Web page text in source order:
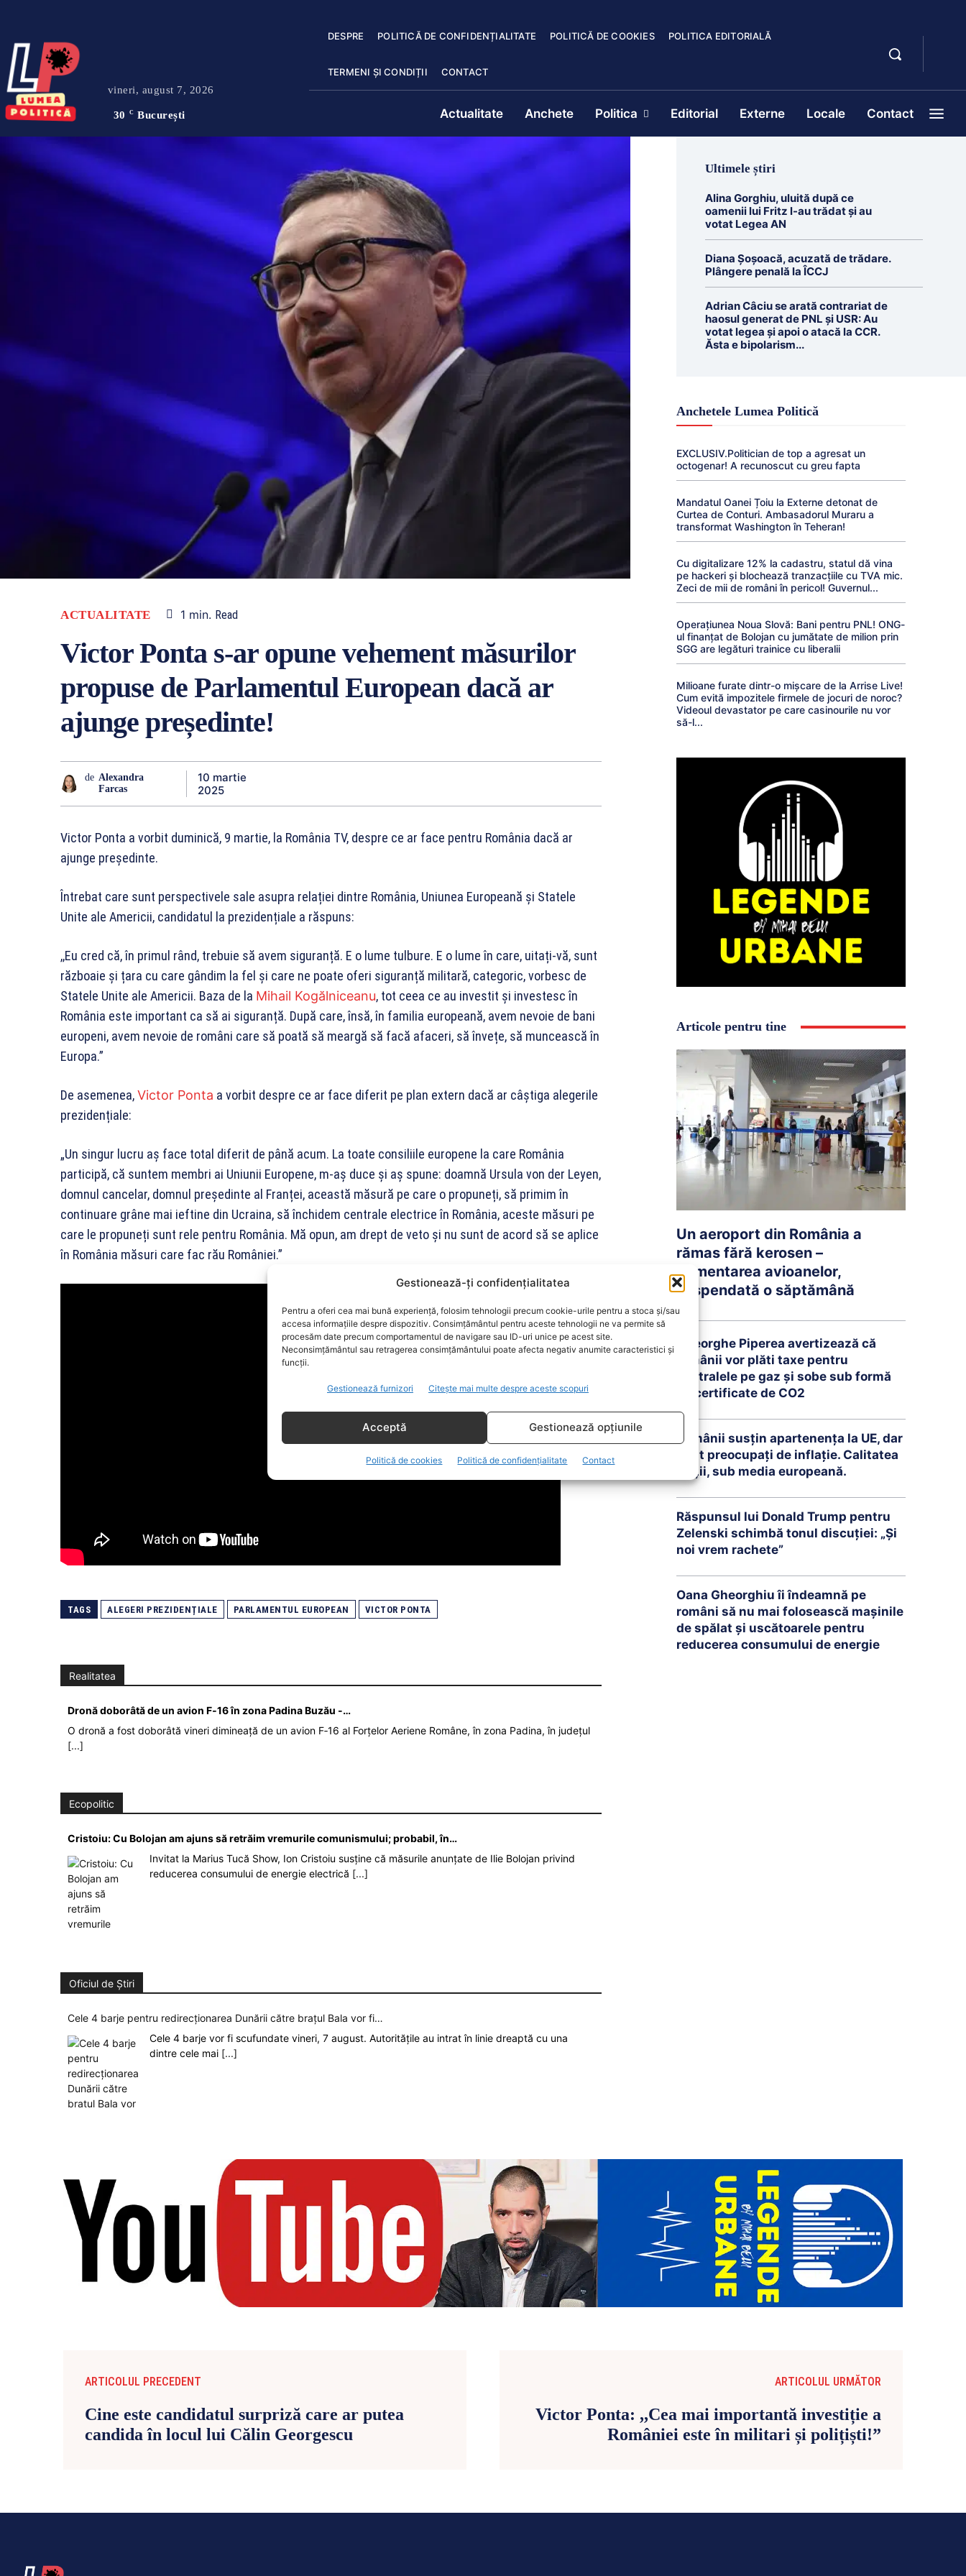
Gestionează-ți confidențialitatea
Pentru a oferi cea mai bună experiență, folosim tehnologii precum cookie-urile pentru a stoca și/sau
accesa informațiile despre dispozitiv. Consimțământul pentru aceste tehnologii ne va permite să
procesăm date precum comportamentul de navigare sau ID-uri unice pe acest site.
Neconsimțământul sau retragerea consimțământului poate afecta negativ anumite caracteristici și
funcții.
Gestionează furnizori Citește mai multe despre aceste scopuri
Acceptă Gestionează opțiunile
Politică de cookies Politică de confidențialitate Contact
vineri, august 7, 2026
30 C București
DESPRE POLITICĂ DE CONFIDENȚIALITATE POLITICĂ DE COOKIES POLITICA EDITORIALĂ
TERMENI ȘI CONDIȚII CONTACT
Actualitate Anchete Politica Editorial Externe Locale Contact
ACTUALITATE 1 min. Read
Victor Ponta s-ar opune vehement măsurilor
propuse de Parlamentul European dacă ar
ajunge președinte!
de Alexandra
Farcas
10 martie
2025
Victor Ponta a vorbit duminică, 9 martie, la România TV, despre ce ar face pentru România dacă ar
ajunge președinte.
Întrebat care sunt perspectivele sale asupra relației dintre România, Uniunea Europeană și Statele
Unite ale Americii, candidatul la prezidențiale a răspuns:
,,Eu cred că, în primul rând, trebuie să avem siguranță. E o lume tulbure. E o lume în care, uitați-vă, sunt
războaie și țara cu care gândim la fel și care ne poate oferi siguranță militară, categoric, vorbesc de
Statele Unite ale Americii. Baza de la Mihail Kogălniceanu, tot ceea ce au investit și investesc în
România este important ca să ai siguranță. După care, însă, în familia europeană, avem nevoie de bani
europeni, avem nevoie de români care să poată să meargă să facă afaceri, să învețe, să muncească în
Europa.”
De asemenea,Victor Ponta a vorbit despre ce ar face diferit pe plan extern dacă ar câștiga alegerile
prezidențiale:
„Un singur lucru aș face total diferit de până acum. La toate consiliile europene la care România
participă, că suntem membri ai Uniunii Europene, m-aș duce și aș spune: doamnă Ursula von der Leyen,
domnul cancelar, domnul președinte al Franței, această măsură pe care o propuneți, să primim în
continuare grâne mai ieftine din Ucraina, să închidem centrale electrice în România, aceste măsuri pe
care le propuneți sunt rele pentru România. Mă opun, am drept de veto și nu sunt de acord să se aplice
în România măsuri care fac rău României.”
TAGS ALEGERI PREZIDENȚIALE PARLAMENTUL EUROPEAN VICTOR PONTA
Realitatea
Dronă doborâtă de un avion F‑16 în zona Padina Buzău -…
O dronă a fost doborâtă vineri dimineață de un avion F‑16 al Forțelor Aeriene Române, în zona Padina, în județul
[...]
Ecopolitic
Cristoiu: Cu Bolojan am ajuns să retrăim vremurile comunismului; probabil, în…
Invitat la Marius Tucă Show, Ion Cristoiu susține că măsurile anunțate de Ilie Bolojan privind
reducerea consumului de energie electrică [...]
Oficiul de Știri
Cele 4 barje pentru redirecționarea Dunării către brațul Bala vor fi…
Cele 4 barje vor fi scufundate vineri, 7 august. Autoritățile au intrat în linie dreaptă cu una
dintre cele mai [...]
Ultimele știri
Alina Gorghiu, uluită după ce
oamenii lui Fritz l-au trădat şi au
votat Legea AN
Diana Șoșoacă, acuzată de trădare.
Plângere penală la ÎCCJ
Adrian Câciu se arată contrariat de
haosul generat de PNL și USR: Au
votat legea și apoi o atacă la CCR.
Ăsta e bipolarism...
Anchetele Lumea Politică
EXCLUSIV.Politician de top a agresat un
octogenar! A recunoscut cu greu fapta
Mandatul Oanei Țoiu la Externe detonat de
Curtea de Conturi. Ambasadorul Muraru a
transformat Washington în Teheran!
Cu digitalizare 12% la cadastru, statul dă vina
pe hackeri și blochează tranzacțiile cu TVA mic.
Zeci de mii de români în pericol! Guvernul...
Operațiunea Noua Slovă: Bani pentru PNL! ONG-
ul finanțat de Bolojan cu jumătate de milion prin
SGG are legături trainice cu liberalii
Milioane furate dintr-o mișcare de la Arrise Live!
Cum evită impozitele firmele de jocuri de noroc?
Videoul devastator pe care casinourile nu vor
să-l...
Articole pentru tine
Un aeroport din România a
rămas fără kerosen –
Alimentarea avioanelor,
suspendată o săptămână
Gheorghe Piperea avertizează că
românii vor plăti taxe pentru
centralele pe gaz și sobe sub formă
de certificate de CO2
Românii susțin apartenența la UE, dar
sunt preocupați de inflație. Calitatea
vieții, sub media europeană.
Răspunsul lui Donald Trump pentru
Zelenski schimbă tonul discuției: „Și
noi vrem rachete”
Oana Gheorghiu îi îndeamnă pe
români să nu mai folosească mașinile
de spălat și uscătoarele pentru
reducerea consumului de energie
ARTICOLUL PRECEDENT
Cine este candidatul surpriză care ar putea
candida în locul lui Călin Georgescu
ARTICOLUL URMĂTOR
Victor Ponta: ,,Cea mai importantă investiție a
României este în militari și polițiști!”